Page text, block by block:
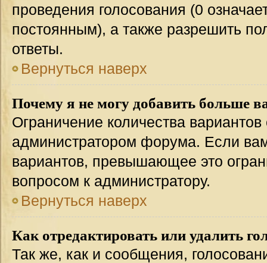
проведения голосования (0
постоянным), а также разрешить
ответы.
Вернуться наверх
Почему я не могу добавить больше
Ограничение количества вариантов
администратором форума. Если
вариантов, превышающее это
вопросом к администратору.
Вернуться наверх
Как отредактировать или удалить
Так же, как и сообщения,